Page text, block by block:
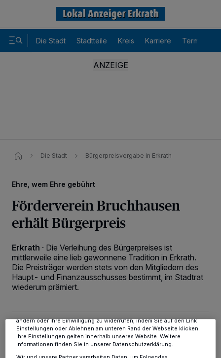
Die Stadt Stadtteile Kreis Karriere Termine
Die Stadt Bürgerpreisvergabe in Erkrath
Ehre, wem Ehre gebührt
Förderverein Bruchhausen
erhält Bürgerpreis
Erkrath · Die Verleihung des Bürgerpreises ist
mittlerweile eine lieb gewonnene Tradition in Erkrath.
Die Preisträger werden stets von den Mitgliedern des
Haupt- und Finanzausschusses bestimmt, im Stadtrat
wiederum prämiert.
15.05.2019 , 13:26 Uhr 2 Minuten Lesezeit
Wir und unsere 218
-Partner speichern und greifen auf
personenbezogene Daten wie Browserdaten oder eindeutige
Kennungen auf Ihrem Gerät zu. Durch Auswahl von OK aktivieren Sie
Tracking-Technologien für die unter „Wir und unsere Partner
verarbeiten Daten, um Ihnen Dienste bereitzustellen“ aufgeführten
ändern oder Ihre Einwilligung zu widerrufen, indem Sie auf den Link
Einstellungen oder Ablehnen am unteren Rand der Webseite klicken.
Ihre Einstellungen gelten innerhalb unseres Website. Weitere
Informationen finden Sie in unserer Datenschutzerklärung.